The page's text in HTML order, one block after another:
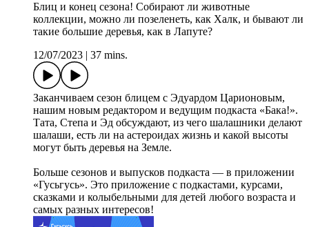
Блиц и конец сезона! Собирают ли животные
коллекции, можно ли позеленеть, как Халк, и бывают ли
такие большие деревья, как в Лапуте?
12/07/2023
37 mins.
Заканчиваем сезон блицем с Эдуардом Царионовым,
нашим новым редактором и ведущим подкаста «Бака!».
Тата, Степа и Эд обсуждают, из чего шалашники делают
шалаши, есть ли на астероидах жизнь и какой высоты
могут быть деревья на Земле.
Больше сезонов и выпусков подкаста — в приложении
«Гусьгусь». Это приложение с подкастами, курсами,
сказками и колыбельными для детей любого возраста и
самых разных интересов!